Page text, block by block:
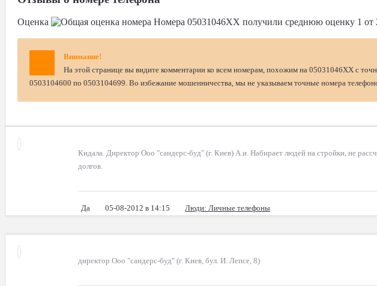
Оценка Номера 05031046XX получили среднюю оценку 1 от
Внимание!
На этой странице вы видите комментарии ко всем номерам, похожим на 05031046XX с
0503104600 по 0503104699. Во избежание мошенничества, мы не указываем точные номера
Кидала. Директор Ооо "сандерс-буд" (г. Киев) А.и. Набирает людей на стройки, не
долгов.
Да 05-08-2012 в 14:15 Люди: Личные телефоны
директор Ооо "сандерс-буд" (г. Киев, бул. И. Лепсе, 8)